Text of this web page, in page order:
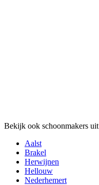
Bekijk ook schoonmakers uit
Aalst
Brakel
Herwijnen
Hellouw
Nederhemert